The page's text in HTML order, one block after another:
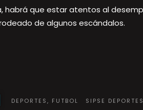
habrá que estar atentos al
de algunos escándalos.
DEPORTES, FUTBOL SIPSE DEPORTES